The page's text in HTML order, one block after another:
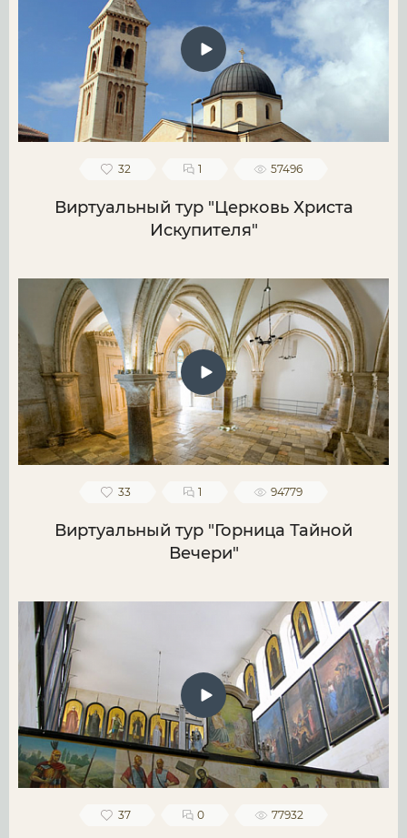
32 1 57496
Виртуальный тур "Церковь Христа
Искупителя"
33 1 94779
Виртуальный тур "Горница Тайной
Вечери"
37 0 77932